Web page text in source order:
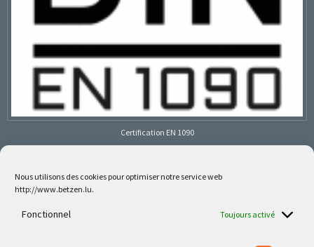
Nous utilisons des cookies pour optimiser notre service web
http://www.betzen.lu.
Fonctionnel Toujours activé
Certification EN 1090
Follow us on social media